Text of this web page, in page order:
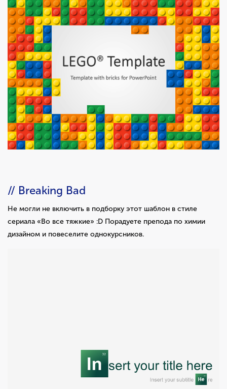
// Breaking Bad
Не могли не включить в подборку этот шаблон в стиле
сериала «Во все тяжкие» :D Порадуете препода по химии
дизайном и повеселите однокурсников.